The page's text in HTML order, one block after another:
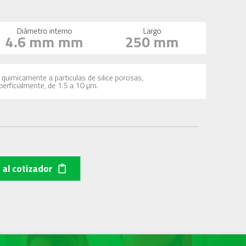
Diámetro interno
4.6 mm mm Largo
250 mm
a particulas de silice porosas,
de 1.5 a 10 µm.
al cotizador